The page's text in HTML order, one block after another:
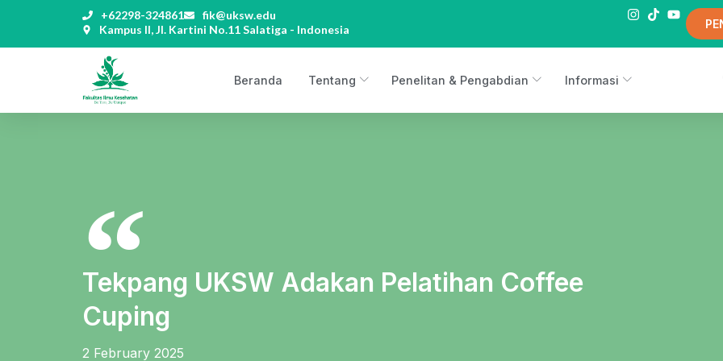
+62298-324861
fik@uksw.edu
Kampus II, Jl. Kartini No.11 Salatiga - Indonesia
Beranda Tentang Penelitan & Pengabdian Informasi
Tekpang UKSW Adakan Pelatihan Coffee
Cuping
2 February 2025